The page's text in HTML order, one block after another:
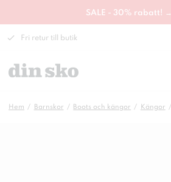
SALE - 30% rabatt! →
Fri retur till butik
Hem Barnskor Boots och kängor Kängor